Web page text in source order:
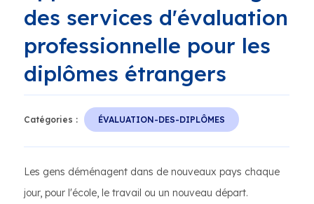
des services d'évaluation
professionnelle pour les
diplômes étrangers
Catégories : ÉVALUATION-DES-DIPLÔMES
Les gens déménagent dans de nouveaux pays chaque
jour, pour l'école, le travail ou un nouveau départ.